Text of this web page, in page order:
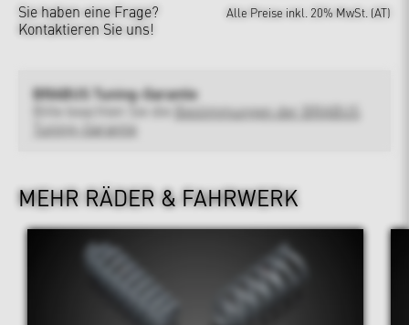
Sie haben eine Frage?
Kontaktieren Sie uns!
Alle Preise inkl. 20% MwSt. (AT)
BRABUS Tuning-Garantie
Bitte beachten Sie die
Bestimmungen der BRABUS
Tuning-Garantie
MEHR RÄDER & FAHRWERK